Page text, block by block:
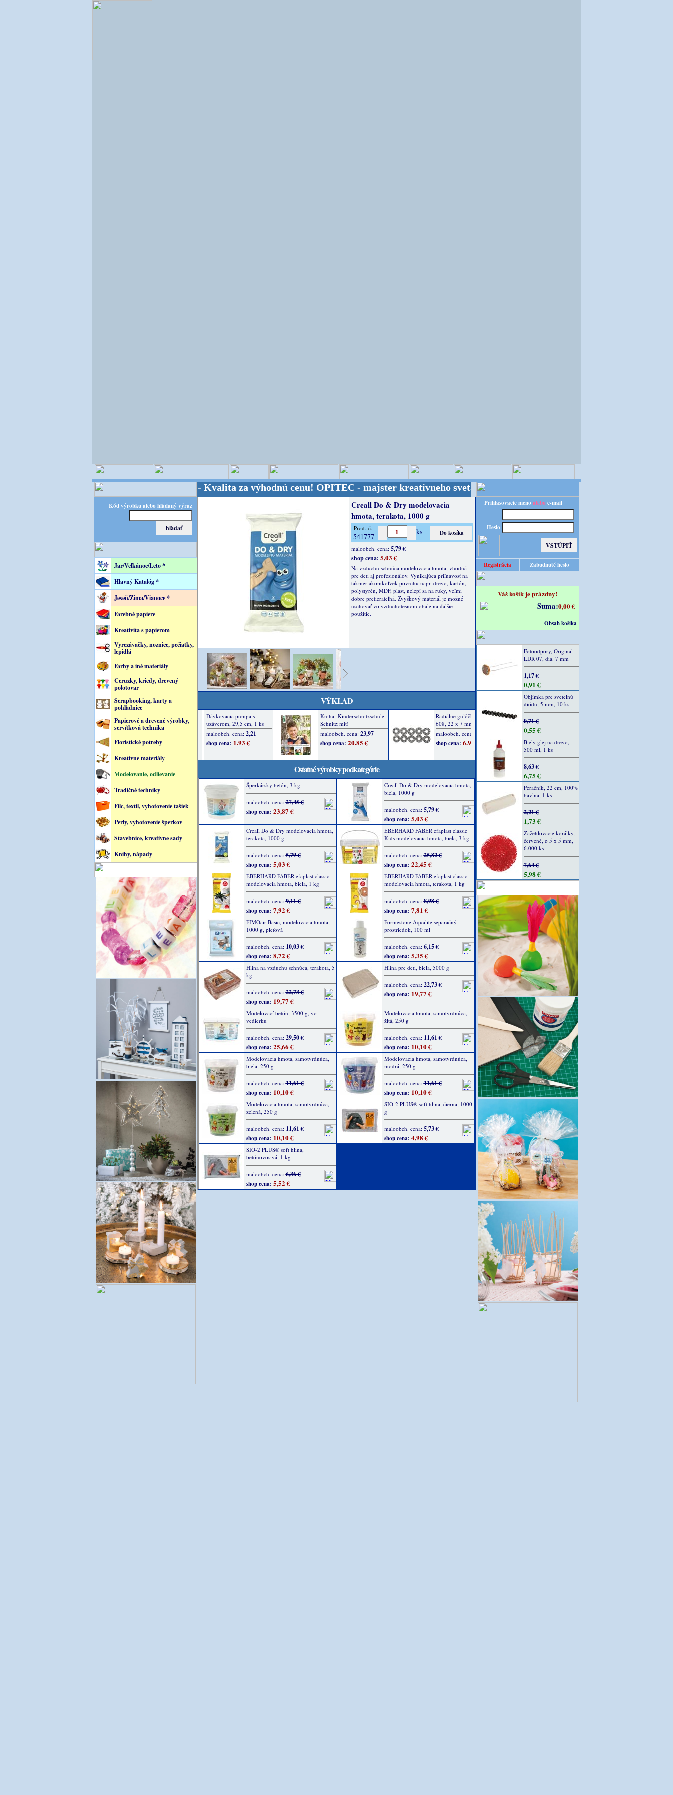
Kód výrobku alebo hľadaný výraz
Jar/Veľkánoc/Leto *
Hlavný Katalóg *
Jeseň/Zima/Vianoce *
Farebné papiere
Kreativita s papierom
Vyrezávačky, noznice, pečiatky,
lepidlá
Farby a iné materiály
Ceruzky, kriedy, drevený
polotovar
Scrapbooking, karty a
pohľadnice
Papierové a drevené výrobky,
servítková technika
Floristické potreby
Kreatívne materiály
Modelovanie, odlievanie
Tradičné techniky
Filc, textil, vyhotovenie tašiek
Perly, vyhotovenie šperkov
Stavebnice, kreatívne sady
Knihy, nápady
OPITEC - majster kreatívneho sveta - Kvalita za výhodnú cenu! OPITEC - majster kreatívneho sveta - Kvalita za výhodnú cenu!
Creall Do & Dry modelovacia
hmota, terakota, 1000 g
Prod. č.:
541777
ks
maloobch. cena:5,79 €
shop cena: 5,03 €
Na vzduchu schnúca modelovacia hmota, vhodná
pre deti aj profesionálov. Vynikajúca priľnavosť na
takmer akomkoľvek povrchu napr. drevo, kartón,
polystyrén, MDF, plast, nelepí sa na ruky, veľmi
dobre pretierateľná. Zvyškový materiál je možné
uschovať vo vzduchotesnom obale na ďalšie
použitie.
VÝKLAD
Ostatné výrobky podkategórie
Šperkársky betón, 3 kg
maloobch. cena:27,45 €
shop cena: 23,87 €
Creall Do & Dry modelovacia hmota,
biela, 1000 g
maloobch. cena:5,79 €
shop cena: 5,03 €
Creall Do & Dry modelovacia hmota,
terakota, 1000 g
maloobch. cena:5,79 €
shop cena: 5,03 €
EBERHARD FABER efaplast classic
Kids modelovacia hmota, biela, 3 kg
maloobch. cena:25,82 €
shop cena: 22,45 €
EBERHARD FABER efaplast classic
modelovacia hmota, biela, 1 kg
maloobch. cena:9,11 €
shop cena: 7,92 €
EBERHARD FABER efaplast classic
modelovacia hmota, terakota, 1 kg
maloobch. cena:8,98 €
shop cena: 7,81 €
FIMOair Basic, modelovacia hmota,
1000 g, pleťová
maloobch. cena:10,03 €
shop cena: 8,72 €
Formestone Aqualite separačný
prostriedok, 100 ml
maloobch. cena:6,15 €
shop cena: 5,35 €
Hlina na vzduchu schnúca, terakota, 5
kg
maloobch. cena:22,73 €
shop cena: 19,77 €
Hlina pre deti, biela, 5000 g
maloobch. cena:22,73 €
shop cena: 19,77 €
Modelovací betón, 3500 g, vo
vedierku
maloobch. cena:29,50 €
shop cena: 25,66 €
Modelovacia hmota, samotvrdnúca,
žltá, 250 g
maloobch. cena:11,61 €
shop cena: 10,10 €
Modelovacia hmota, samotvrdnúca,
biela, 250 g
maloobch. cena:11,61 €
shop cena: 10,10 €
Modelovacia hmota, samotvrdnúca,
modrá, 250 g
maloobch. cena:11,61 €
shop cena: 10,10 €
Modelovacia hmota, samotvrdnúca,
zelená, 250 g
maloobch. cena:11,61 €
shop cena: 10,10 €
SIO-2 PLUS® soft hlina, čierna, 1000
g
maloobch. cena:5,73 €
shop cena: 4,98 €
SIO-2 PLUS® soft hlina,
betónovosivá, 1 kg
maloobch. cena:6,36 €
shop cena: 5,52 €
Prihlasovacie meno alebo e-mail
Heslo
Registrácia Zabudnuté heslo
Váš košík je prázdny!
Suma:0,00 €
Obsah košíka
Fotoodpory, Original
LDR 07, dia. 7 mm
1,17 €
0,91 €
Objímka pre svetelnú
diódu, 5 mm, 10 ks
0,71 €
0,55 €
Biely glej na drevo,
500 ml, 1 ks
8,63 €
6,75 €
Peračník, 22 cm, 100%
bavlna, 1 ks
2,21 €
1,73 €
Zažehlovacie korálky,
červené, ø 5 x 5 mm,
6.000 ks
7,64 €
5,98 €